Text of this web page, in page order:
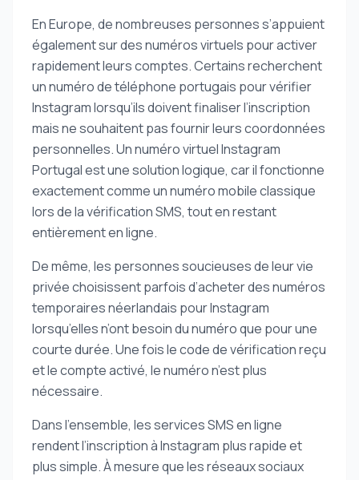
En Europe, de nombreuses personnes s’appuient
également sur des numéros virtuels pour activer
rapidement leurs comptes. Certains recherchent
un numéro de téléphone portugais pour vérifier
Instagram lorsqu’ils doivent finaliser l’inscription
mais ne souhaitent pas fournir leurs coordonnées
personnelles. Un numéro virtuel Instagram
Portugal est une solution logique, car il fonctionne
exactement comme un numéro mobile classique
lors de la vérification SMS, tout en restant
entièrement en ligne.
De même, les personnes soucieuses de leur vie
privée choisissent parfois d’acheter des numéros
temporaires néerlandais pour Instagram
lorsqu’elles n’ont besoin du numéro que pour une
courte durée. Une fois le code de vérification reçu
et le compte activé, le numéro n’est plus
nécessaire.
Dans l’ensemble, les services SMS en ligne
rendent l’inscription à Instagram plus rapide et
plus simple. À mesure que les réseaux sociaux